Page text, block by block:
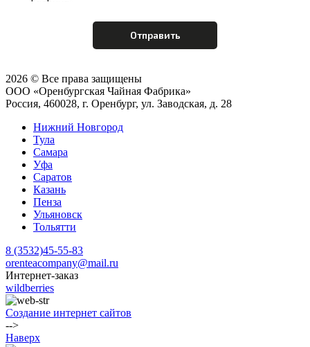
2026 © Все права защищены
ООО «Оренбургская Чайная Фабрика»
Россия, 460028, г. Оренбург, ул. Заводская, д. 28
Нижний Новгород
Тула
Самара
Уфа
Саратов
Казань
Пенза
Ульяновск
Тольятти
8 (3532)45-55-83
orenteacompany@mail.ru
Интернет-заказ
wildberries
Создание интернет сайтов
-->
Наверх